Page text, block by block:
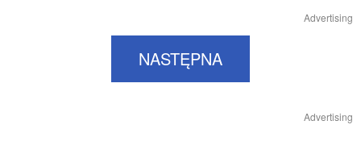
Advertising
NASTĘPNA
Advertising